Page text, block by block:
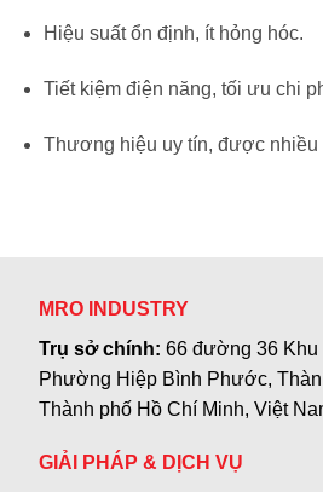
Hiệu suất ổn định, ít hỏng hóc.
Tiết kiệm điện năng, tối ưu chi
Thương hiệu uy tín, được nhiều
MRO INDUSTRY
Trụ sở chính:66 đường 36
Phường Hiệp Bình Phước,
Thành phố Hồ Chí Minh, Việt
GIẢI PHÁP & DỊCH VỤ